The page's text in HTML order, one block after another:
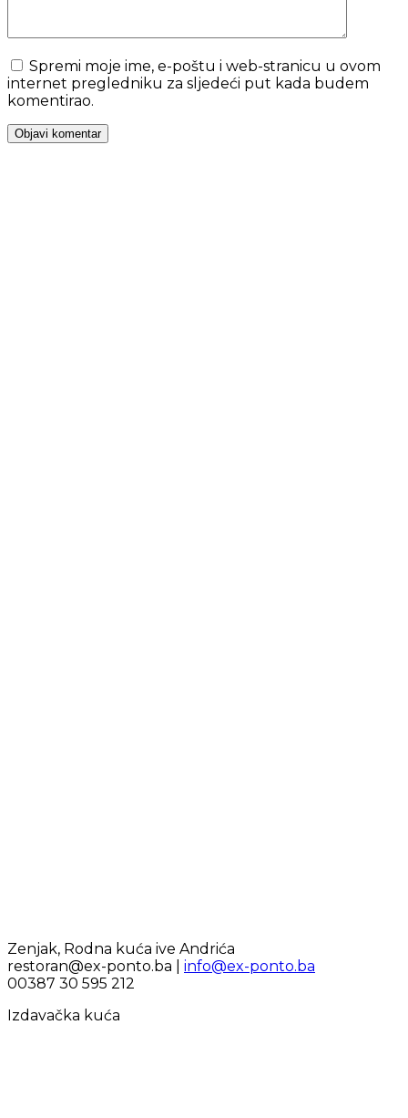
Spremi moje ime, e-poštu i web-stranicu u ovom
internet pregledniku za sljedeći put kada budem
komentirao.
Zenjak, Rodna kuća ive Andrića
restoran@ex-ponto.ba | info@ex-ponto.ba
00387 30 595 212
Izdavačka kuća